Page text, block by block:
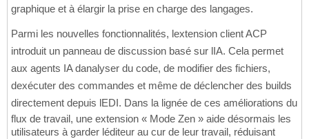
graphique et à élargir la prise en charge des langages.
Parmi les nouvelles fonctionnalités, lextension client ACP
introduit un panneau de discussion basé sur lIA. Cela permet
aux agents IA danalyser du code, de modifier des fichiers,
dexécuter des commandes et même de déclencher des builds
directement depuis lEDI. Dans la lignée de ces améliorations du
flux de travail, une extension « Mode Zen » aide désormais les
utilisateurs à garder léditeur au cur de leur travail, réduisant